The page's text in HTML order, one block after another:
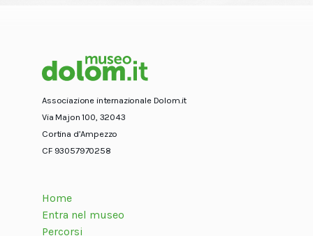
Associazione internazionale Dolom.it
Via Majon 100, 32043
Cortina d’Ampezzo
CF 93057970258
Home
Entra nel museo
Percorsi